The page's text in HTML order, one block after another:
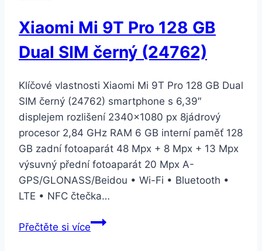
SIM
červený
(24760)
Xiaomi Mi 9T Pro 128 GB
Dual SIM černý (24762)
Klíčové vlastnosti Xiaomi Mi 9T Pro 128 GB Dual
SIM černý (24762) smartphone s 6,39″
displejem rozlišení 2340×1080 px 8jádrový
procesor 2,84 GHz RAM 6 GB interní paměť 128
GB zadní fotoaparát 48 Mpx + 8 Mpx + 13 Mpx
výsuvný přední fotoaparát 20 Mpx A-
GPS/GLONASS/Beidou • Wi-Fi • Bluetooth •
LTE • NFC čtečka…
Přečtěte si víceXiaomi